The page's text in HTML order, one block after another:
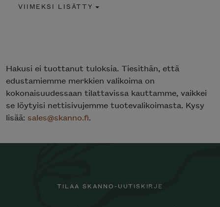
VIIMEKSI LISÄTTY
Hakusi ei tuottanut tuloksia. Tiesithän, että
edustamiemme merkkien valikoima on
kokonaisuudessaan tilattavissa kauttamme, vaikkei
se löytyisi nettisivujemme tuotevalikoimasta. Kysy
lisää: sales@skanno.fi.
TILAA SKANNO-UUTISKIRJE